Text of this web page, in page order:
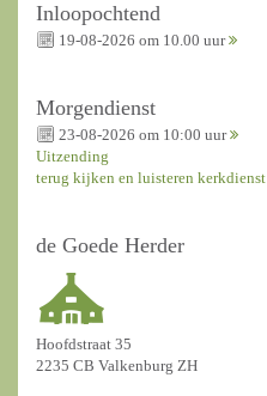
Inloopochtend
19-08-2026 om 10.00 uur
Morgendienst
23-08-2026 om 10:00 uur
Uitzending
terug kijken en luisteren kerkdienst
de Goede Herder
Hoofdstraat 35
2235 CB Valkenburg ZH